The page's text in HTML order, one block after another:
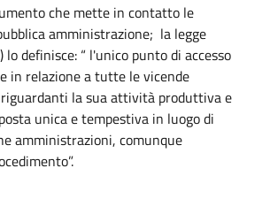
che mette in contatto le
amministrazione; la legge
definisce: “ l'unico punto di accesso
in relazione a tutte le vicende
la sua attività produttiva e
unica e tempestiva in luogo di
amministrazioni, comunque